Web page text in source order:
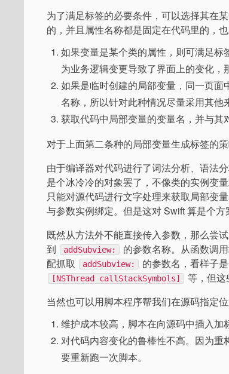
为了满足标签的必要条件，可以选择其在
的，并且属性名称都是固定在代码里的，
如果变量是某个类的属性，则可满足
为业务逻辑变更导致了界面上的变化，
如果是临时创建的局部变量，同一页
名称，所以针对此种情况尽量采用其他
获取代码中局部变量的变量名，并与
对于上面第二条种的局部变量生成标签的
由于编译器对代码进行了词法分析、语法
是个冰冷冷的对象罢了，不像类的实例变
只能对源代码进行文字处理来获取局部变
与参数实例绑定。但是这对 Swift 算是个
既然从方法外不能直接传入参数，那么尝
到
addSubview:
的参数名称。从函数调
配抓取
addSubview: 的参数名，看样子
[NSThread callStackSymbols]
等，但这
当然也可以用脚本程序帮我们在源码指定
维护成本较高，脚本在向源码中插入
对代码内容变化的鲁棒性不高。因为
要重新跑一次脚本。